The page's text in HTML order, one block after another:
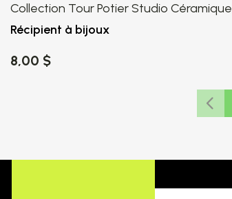
Collection Tour Potier Studio Céramique
Récipient à bijoux
8,00 $